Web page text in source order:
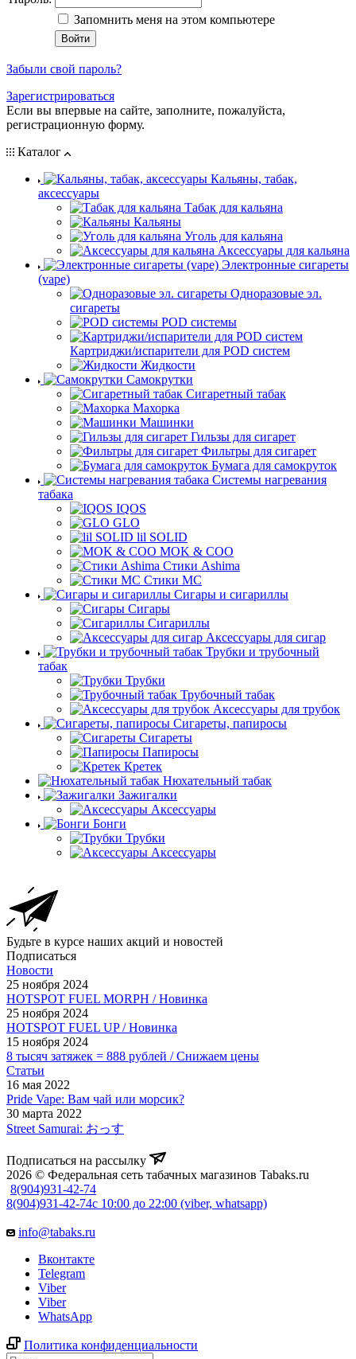
Запомнить меня на этом компьютере
Забыли свой пароль?
Зарегистрироваться
Если вы впервые на сайте, заполните, пожалуйста,
регистрационную форму.
Каталог
Кальяны, табак,
аксессуары
Табак для кальяна
Кальяны
Уголь для кальяна
Аксессуары для кальяна
Электронные сигареты
(vape)
Одноразовые эл.
сигареты
POD системы
Картриджи/испарители для POD систем
Жидкости
Самокрутки
Сигаретный табак
Махорка
Машинки
Гильзы для сигарет
Фильтры для сигарет
Бумага для самокруток
Системы нагревания
табака
IQOS
GLO
lil SOLID
MOK & COO
Стики Ashima
Стики MC
Сигары и сигариллы
Сигары
Сигариллы
Аксессуары для сигар
Трубки и трубочный
табак
Трубки
Трубочный табак
Аксессуары для трубок
Сигареты, папиросы
Сигареты
Папиросы
Кретек
Нюхательный табак
Зажигалки
Аксессуары
Бонги
Трубки
Аксессуары
Будьте в курсе наших акций и новостей
Подписаться
Новости
25 ноября 2024
HOTSPOT FUEL MORPH / Новинка
25 ноября 2024
HOTSPOT FUEL UP / Новинка
15 ноября 2024
8 тысяч затяжек = 888 рублей / Снижаем цены
Статьи
16 мая 2022
Pride Vape: Вам чай или морсик?
30 марта 2022
Street Samurai: おっす
Подписаться на рассылку
2026 © Федеральная сеть табачных магазинов Tabaks.ru
8(904)931-42-74
8(904)931-42-74с 10:00 до 22:00 (viber, whatsapp)
info@tabaks.ru
Вконтакте
Telegram
Viber
Viber
WhatsApp
Политика конфиденциальности